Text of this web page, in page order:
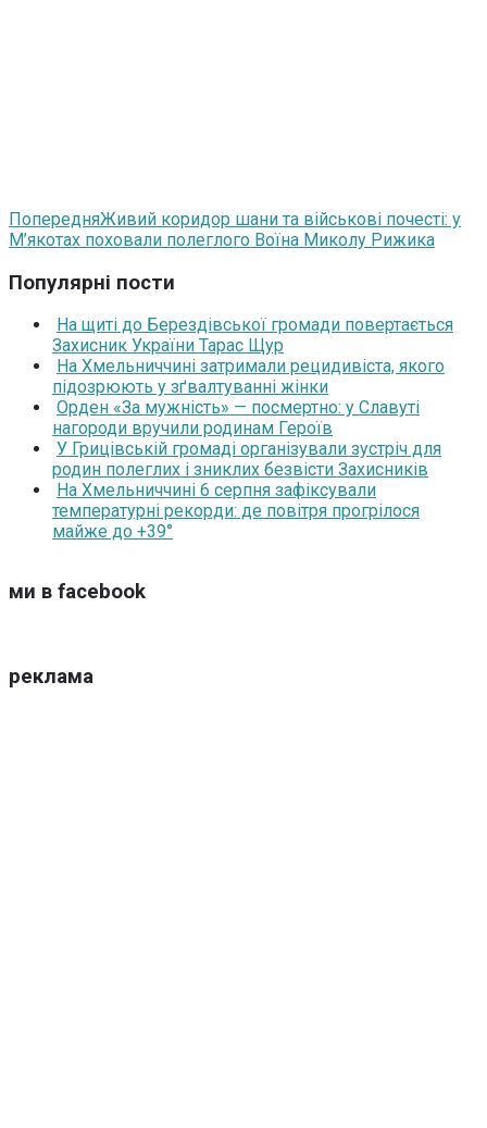
ПопередняЖивий коридор шани та військові почесті: у
М’якотах поховали полеглого Воїна Миколу Рижика
Популярні пости
На щиті до Берездівської громади повертається
Захисник України Тарас Щур
На Хмельниччині затримали рецидивіста, якого
підозрюють у зґвалтуванні жінки
Орден «За мужність» — посмертно: у Славуті
нагороди вручили родинам Героїв
У Грицівській громаді організували зустріч для
родин полеглих і зниклих безвісти Захисників
На Хмельниччині 6 серпня зафіксували
температурні рекорди: де повітря прогрілося
майже до +39°
ми в facebook
реклама